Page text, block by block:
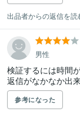
出品者からの返信を読
男性
検証するには時間
参考になった